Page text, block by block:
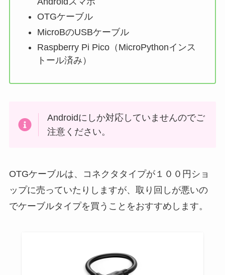
OTGケーブル
MicroBのUSBケーブル
Raspberry Pi Pico（MicroPythonインス
トール済み）
Androidにしか対応していませんのでご
注意ください。
OTGケーブルは、コネクタタイプが１００円ショ
ップに売っていたりしますが、取り回しが悪いの
でケーブルタイプを買うことをおすすめします。